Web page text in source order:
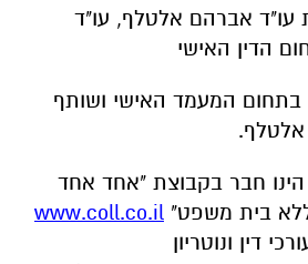
עו"ד אברהם אלטלף, עו"ד
הדין האישי
בתחום המעמד האישי ושותף
אלטלף.
הינו חבר בקבוצת "אחד אחד
ללא בית משפט" www.coll.co.il
דין ונוטריון